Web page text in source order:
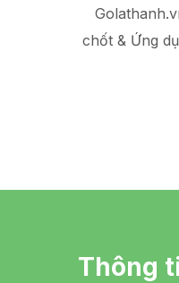
chốt & Ứng
Thông